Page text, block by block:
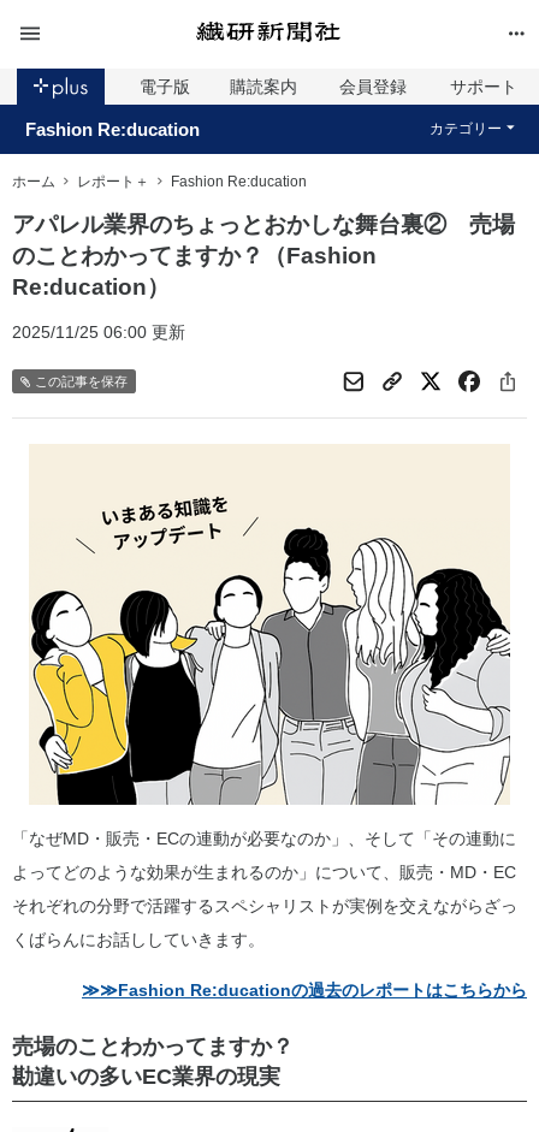
電子版 購読案内 会員登録 サポート
Fashion Re:ducation カテゴリー
ホーム レポート＋ Fashion Re:ducation
アパレル業界のちょっとおかしな舞台裏② 売場
のことわかってますか？（Fashion
Re:ducation）
2025/11/25 06:00 更新
この記事を保存
「なぜMD・販売・ECの連動が必要なのか」、そして「その連動に
よってどのような効果が生まれるのか」について、販売・MD・EC
それぞれの分野で活躍するスペシャリストが実例を交えながらざっ
くばらんにお話ししていきます。
≫≫Fashion Re:ducationの過去のレポートはこちらから
売場のことわかってますか？
勘違いの多いEC業界の現実